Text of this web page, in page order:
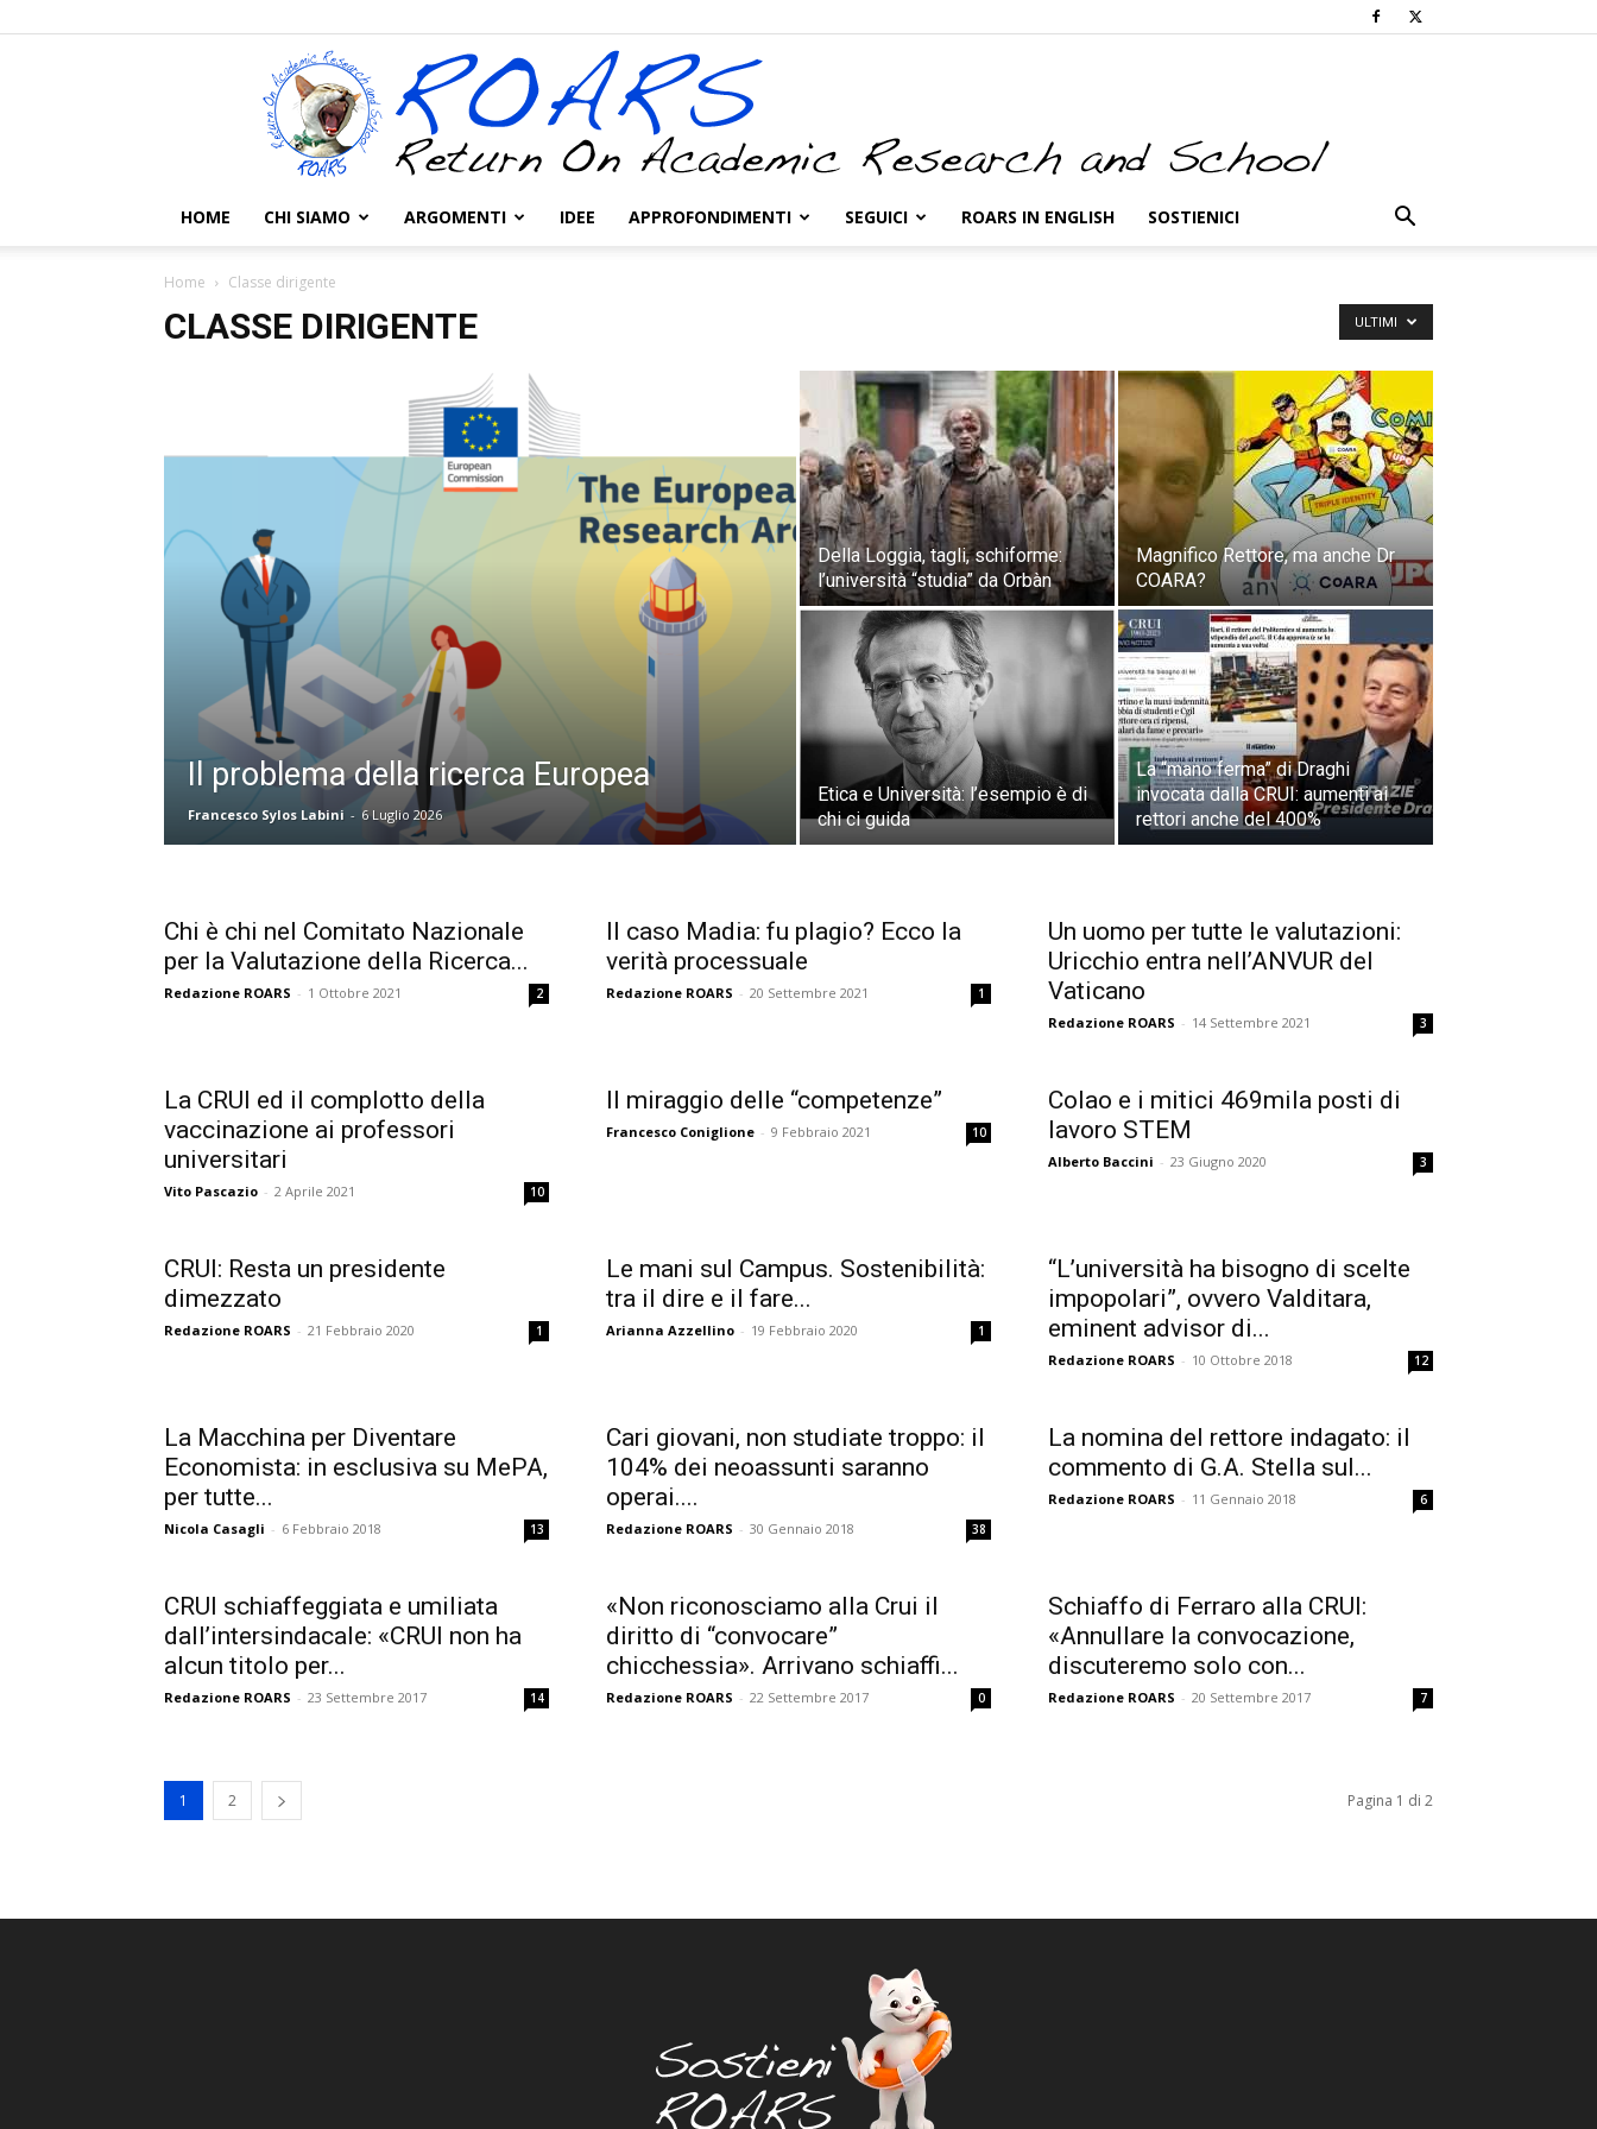
HOME CHI SIAMO ARGOMENTI IDEE APPROFONDIMENTI SEGUICI ROARS IN ENGLISH SOSTIENICI
Home Classe dirigente
CLASSE DIRIGENTE ULTIMI
Il problema della ricerca Europea
Francesco Sylos Labini - 6 Luglio 2026
Della Loggia, tagli, schiforme:
l’università “studia” da Orbàn
Magnifico Rettore, ma anche Dr
COARA?
Etica e Università: l’esempio è di
chi ci guida
La “mano ferma” di Draghi
invocata dalla CRUI: aumenti ai
rettori anche del 400%
Chi è chi nel Comitato Nazionale
per la Valutazione della Ricerca...
Redazione ROARS - 1 Ottobre 2021 2
Il caso Madia: fu plagio? Ecco la
verità processuale
Redazione ROARS - 20 Settembre 2021 1
Un uomo per tutte le valutazioni:
Uricchio entra nell’ANVUR del
Vaticano
Redazione ROARS - 14 Settembre 2021 3
La CRUI ed il complotto della
vaccinazione ai professori
universitari
Vito Pascazio - 2 Aprile 2021 10
Il miraggio delle “competenze”
Francesco Coniglione - 9 Febbraio 2021 10
Colao e i mitici 469mila posti di
lavoro STEM
Alberto Baccini - 23 Giugno 2020 3
CRUI: Resta un presidente
dimezzato
Redazione ROARS - 21 Febbraio 2020 1
Le mani sul Campus. Sostenibilità:
tra il dire e il fare...
Arianna Azzellino - 19 Febbraio 2020 1
“L’università ha bisogno di scelte
impopolari”, ovvero Valditara,
eminent advisor di...
Redazione ROARS - 10 Ottobre 2018 12
La Macchina per Diventare
Economista: in esclusiva su MePA,
per tutte...
Nicola Casagli - 6 Febbraio 2018 13
Cari giovani, non studiate troppo: il
104% dei neoassunti saranno
operai....
Redazione ROARS - 30 Gennaio 2018 38
La nomina del rettore indagato: il
commento di G.A. Stella sul...
Redazione ROARS - 11 Gennaio 2018 6
CRUI schiaffeggiata e umiliata
dall’intersindacale: «CRUI non ha
alcun titolo per...
Redazione ROARS - 23 Settembre 2017 14
«Non riconosciamo alla Crui il
diritto di “convocare”
chicchessia». Arrivano schiaffi...
Redazione ROARS - 22 Settembre 2017 0
Schiaffo di Ferraro alla CRUI:
«Annullare la convocazione,
discuteremo solo con...
Redazione ROARS - 20 Settembre 2017 7
1 2 Pagina 1 di 2